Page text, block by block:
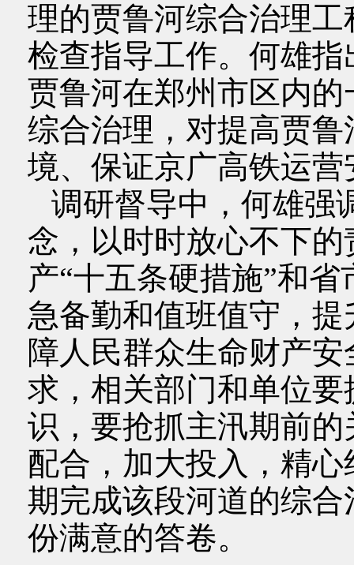
理的贾鲁河综合治理
检查指导工作。何雄
贾鲁河在郑州市区内
综合治理，对提高贾
境、保证京广高铁运
调研督导中，何雄强
念，以时时放心不下
产“十五条硬措施”和
急备勤和值班值守，
障人民群众生命财产
求，相关部门和单位
识，要抢抓主汛期前
配合，加大投入，精
期完成该段河道的综
份满意的答卷。